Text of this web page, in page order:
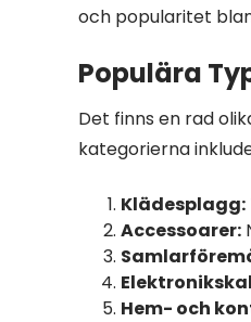
och popularitet
Populära
Det finns en rad
kategorierna
Klädesplagg:
Accessoarer:
Hem- och